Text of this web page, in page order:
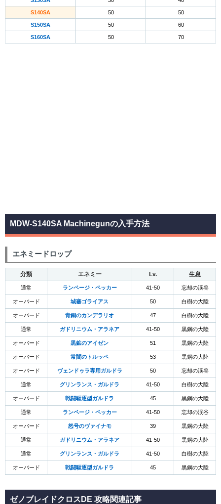
S140SA 50 50
S150SA 50 60
S160SA 50 70
MDW-S140SA Machinegunの入手方法
エネミードロップ
分類 エネミー Lv. 生息
通常 ランページ・ペッカー 41-50 忘却の渓谷
オーバード 城塞ゴライアス 50 白樹の大陸
オーバード 青銅のカンデラリオ 47 白樹の大陸
通常 ガドリニウム・アラネア 41-50 黒鋼の大陸
オーバード 黒鉱のアイゼン 51 黒鋼の大陸
オーバード 常闇のトルッペ 53 黒鋼の大陸
オーバード ヴェンドゥラ専用ガルドラ 50 忘却の渓谷
通常 グリンランス・ガルドラ 41-50 白樹の大陸
オーバード 戦闘駆逐型ガルドラ 45 黒鋼の大陸
通常 ランページ・ペッカー 41-50 忘却の渓谷
オーバード 怒号のヴァイナモ 39 黒鋼の大陸
通常 ガドリニウム・アラネア 41-50 黒鋼の大陸
通常 グリンランス・ガルドラ 41-50 白樹の大陸
オーバード 戦闘駆逐型ガルドラ 45 黒鋼の大陸
ゼノブレイドクロスDE 攻略関連記事